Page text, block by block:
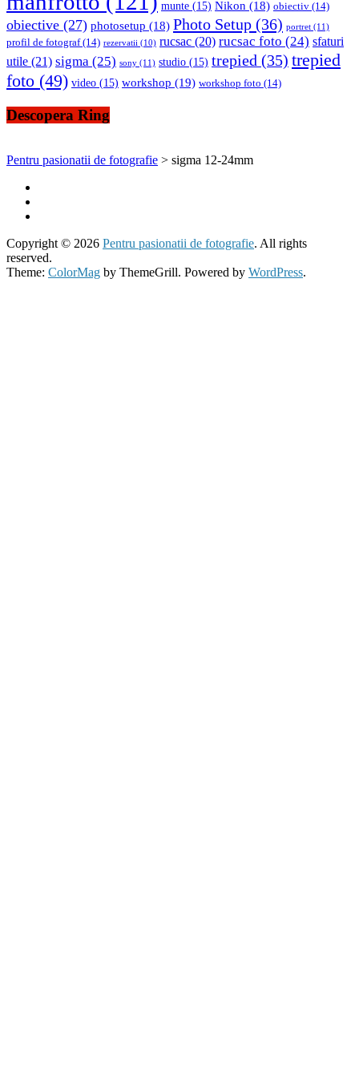
munte (15) Nikon (18) obiectiv (14)
obiective (27) photosetup (18) Photo Setup (36) portret (11)
profil de fotograf(14) rezervatii (10) rucsac (20) rucsac foto (24) sfaturi
utile (21) sigma (25) sony (11) studio (15) trepied (35) trepied
foto (49) video (15) workshop (19) workshop foto (14)
Descopera Ring
Pentru pasionatii de fotografie > sigma 12-24mm
Copyright © 2026 Pentru pasionatii de fotografie. All rights
reserved.
Theme: ColorMag by ThemeGrill. Powered by WordPress.